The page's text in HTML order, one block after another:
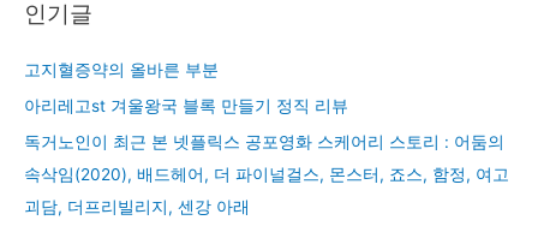
인기글
고지혈증약의 올바른 부분
아리레고st 겨울왕국 블록 만들기 정직 리뷰
독거노인이 최근 본 넷플릭스 공포영화 스케어리 스토리 : 어둠의
속삭임(2020), 배드헤어, 더 파이널걸스, 몬스터, 죠스, 함정, 여고
괴담, 더프리빌리지, 센강 아래